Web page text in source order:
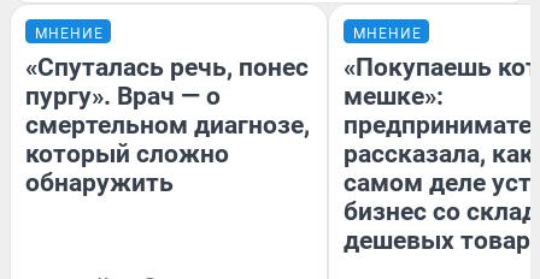
МНЕНИЕ
«Спуталась речь, понес
пургу». Врач — о
смертельном диагнозе,
который сложно
обнаружить
МНЕНИЕ
«Покупаешь
мешке»:
рассказала, как
самом деле
бизнес со
дешевых